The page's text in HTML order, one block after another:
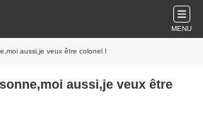
MENU
aussi,je veux être colonel !
aussi,je veux être